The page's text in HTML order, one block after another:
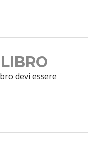
devi essere